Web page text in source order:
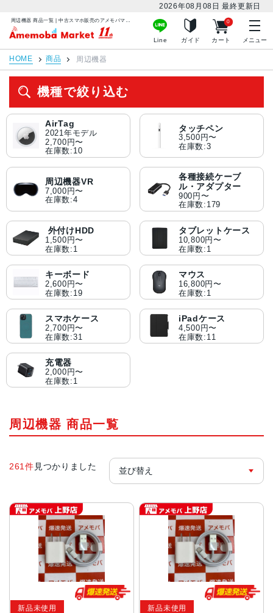
2026年08月08日 最終更新日
アメモバマーケット
Line ガイド カート
0
メニュー
HOME 商品 周辺機器
機種で絞り込む
AirTag
2021年モデル
2,700円〜
在庫数:10
タッチペン
3,500円〜
在庫数:3
周辺機器VR
7,000円〜
在庫数:4
各種接続ケーブ
ル・アダプター
900円〜
在庫数:179
外付けHDD
1,500円〜
在庫数:1
タブレットケース
10,800円〜
在庫数:1
キーボード
2,600円〜
在庫数:19
マウス
16,800円〜
在庫数:1
スマホケース
2,700円〜
在庫数:31
iPadケース
4,500円〜
在庫数:11
充電器
2,000円〜
在庫数:1
周辺機器 商品一覧
261件 見つかりました
新品未使用 新品未使用